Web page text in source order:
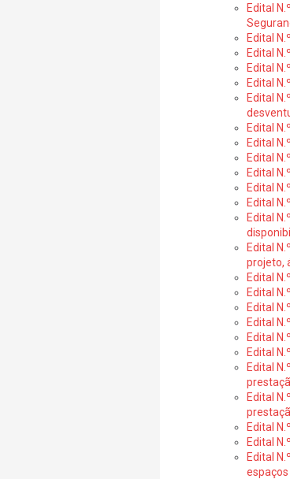
Edital
Edital
Edital
Edital
Edital
Edital
Edital
Edital
Edital
Edital
Edital
Edital
Edital
Edital
projeto,
Edital
Edital
Edital
Edital
Edital
Edital
Edital
Edital
Edital
Edital
Edital